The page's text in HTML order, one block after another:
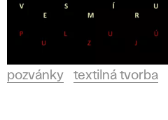
pozvánky textilná tvorba